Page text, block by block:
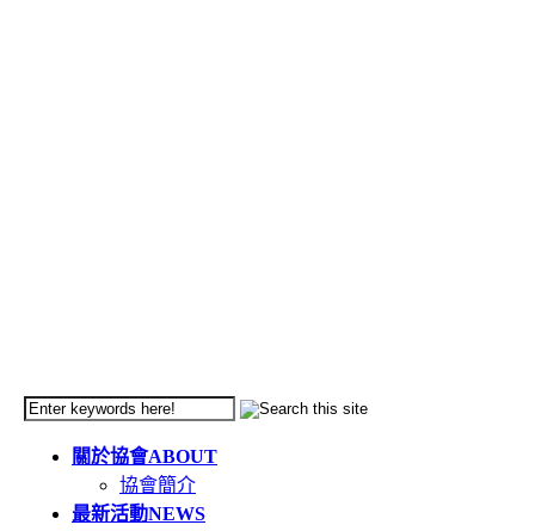
關於協會ABOUT
協會簡介
最新活動NEWS